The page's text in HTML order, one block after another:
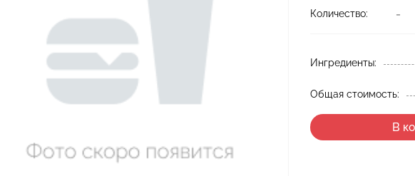
Количество: -
Ингредиенты:
Общая стоимость:
В